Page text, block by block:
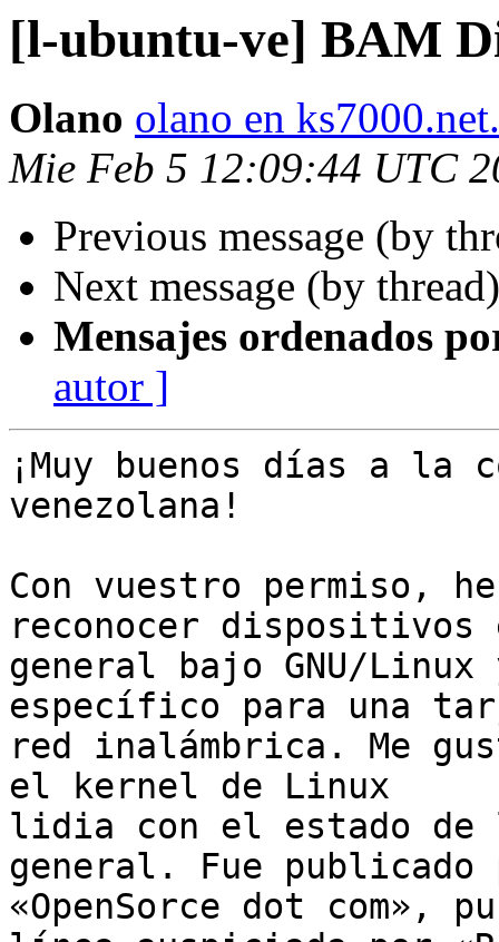
[l-ubuntu-ve] BAM
Olano olano en
Mie Feb 5 12:09:44 UTC
Previous message (by
Next message (by
Mensajes ordenados
autor ]
¡Muy buenos días a la
venezolana!
Con vuestro permiso,
reconocer
general bajo GNU/
específico para una
red inalámbrica. Me
el kernel de Linux
lidia con el estado de
general. Fue
«OpenSorce dot com»,